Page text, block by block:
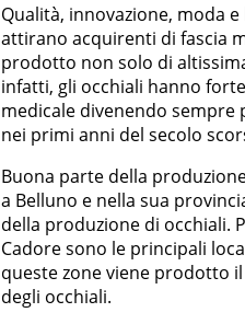
Qualità, innovazione, moda
attirano acquirenti di fascia
prodotto non solo di
infatti, gli occhiali hanno
medicale divenendo sempre
nei primi anni del secolo
Buona parte della
a Belluno e nella sua
della produzione di occhiali.
Cadore sono le principali
queste zone viene prodotto
degli occhiali.